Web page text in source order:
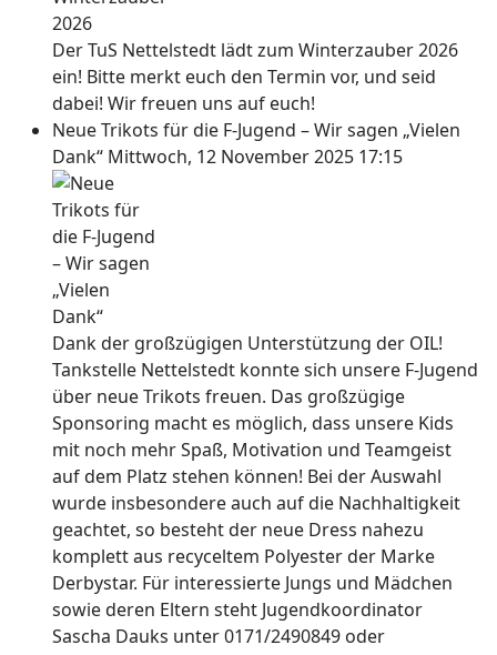
Der TuS Nettelstedt lädt zum Winterzauber 2026
ein! Bitte merkt euch den Termin vor, und seid
dabei! Wir freuen uns auf euch!
Neue Trikots für die F-Jugend – Wir sagen „Vielen
Dank“ Mittwoch, 12 November 2025 17:15
Dank der großzügigen Unterstützung der OIL!
Tankstelle Nettelstedt konnte sich unsere F-Jugend
über neue Trikots freuen. Das großzügige
Sponsoring macht es möglich, dass unsere Kids
mit noch mehr Spaß, Motivation und Teamgeist
auf dem Platz stehen können! Bei der Auswahl
wurde insbesondere auch auf die Nachhaltigkeit
geachtet, so besteht der neue Dress nahezu
komplett aus recyceltem Polyester der Marke
Derbystar. Für interessierte Jungs und Mädchen
sowie deren Eltern steht Jugendkoordinator
Sascha Dauks unter 0171/2490849 oder